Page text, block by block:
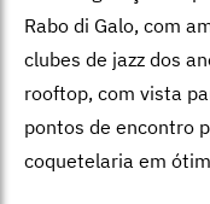
Rabo di Galo, com
clubes de jazz dos
rooftop, com vista
pontos de encontro
coquetelaria em